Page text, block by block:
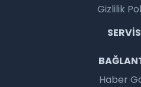
Gizlilik
Haber